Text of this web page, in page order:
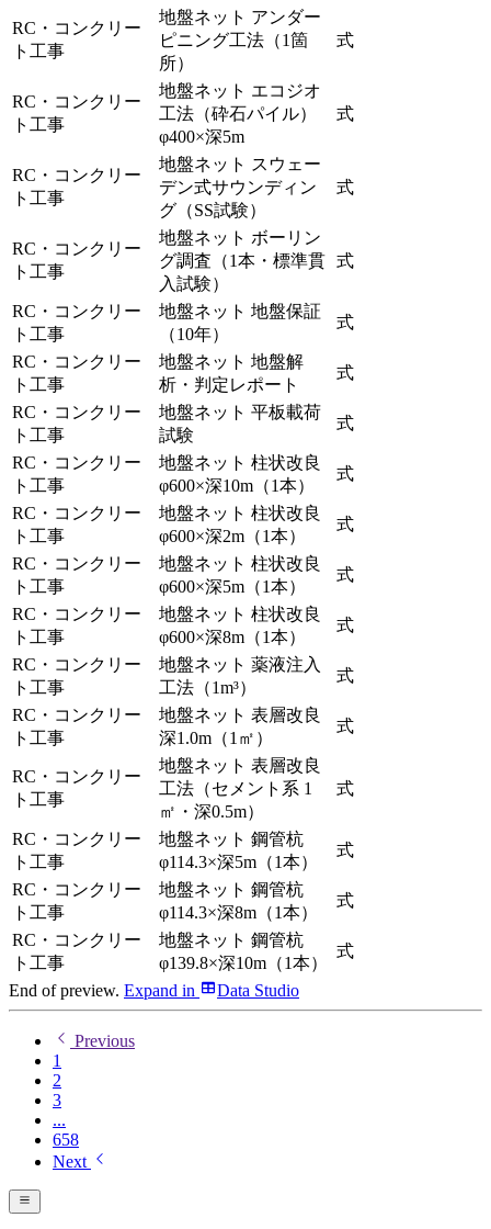
RC・コンクリー
ト工事
地盤ネット アンダー
ピニング工法（1箇
所）
式
RC・コンクリー
ト工事
地盤ネット エコジオ
工法（砕石パイル）
φ400×深5m
式
RC・コンクリー
ト工事
地盤ネット スウェー
デン式サウンディン
グ（SS試験）
式
RC・コンクリー
ト工事
地盤ネット ボーリン
グ調査（1本・標準貫
入試験）
式
RC・コンクリー
ト工事
地盤ネット 地盤保証
（10年）
式
RC・コンクリー
ト工事
地盤ネット 地盤解
析・判定レポート
式
RC・コンクリー
ト工事
地盤ネット 平板載荷
試験
式
RC・コンクリー
ト工事
地盤ネット 柱状改良
φ600×深10m（1本）
式
RC・コンクリー
ト工事
地盤ネット 柱状改良
φ600×深2m（1本）
式
RC・コンクリー
ト工事
地盤ネット 柱状改良
φ600×深5m（1本）
式
RC・コンクリー
ト工事
地盤ネット 柱状改良
φ600×深8m（1本）
式
RC・コンクリー
ト工事
地盤ネット 薬液注入
工法（1m³）
式
RC・コンクリー
ト工事
地盤ネット 表層改良
深1.0m（1㎡）
式
RC・コンクリー
ト工事
地盤ネット 表層改良
工法（セメント系 1
㎡・深0.5m）
式
RC・コンクリー
ト工事
地盤ネット 鋼管杭
φ114.3×深5m（1本）
式
RC・コンクリー
ト工事
地盤ネット 鋼管杭
φ114.3×深8m（1本）
式
RC・コンクリー
ト工事
地盤ネット 鋼管杭
φ139.8×深10m（1本）
式
End of preview. Expand in Data Studio
Previous
1
2
3
...
658
Next